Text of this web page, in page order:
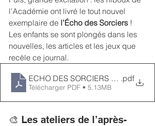
l’Académie ont livré le tout nouvel
exemplaire de l’Écho des Sorciers !
Les enfants se sont plongés dans les
nouvelles, les articles et les jeux que
recèle ce journal.
ECHO DES SORCIERS 2025 - LUNDI
.pdf
Télécharger PDF • 5.13MB
🎨 Les ateliers de l’après-